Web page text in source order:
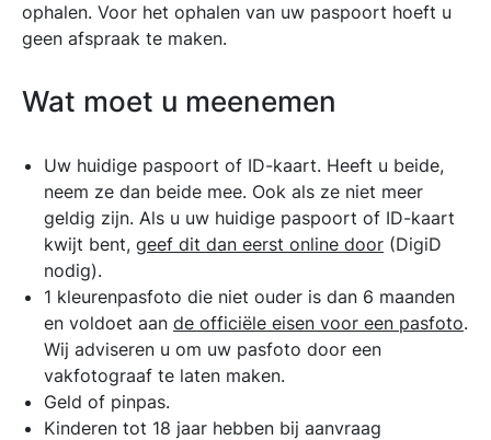
ophalen. Voor het ophalen van uw paspoort hoeft u
geen afspraak te maken.
Wat moet u meenemen
Uw huidige paspoort of ID-kaart. Heeft u beide,
neem ze dan beide mee. Ook als ze niet meer
geldig zijn. Als u uw huidige paspoort of ID-kaart
kwijt bent, geef dit dan eerst online door (DigiD
nodig).
1 kleurenpasfoto die niet ouder is dan 6 maanden
en voldoet aan de officiële eisen voor een pasfoto.
Wij adviseren u om uw pasfoto door een
vakfotograaf te laten maken.
Geld of pinpas.
Kinderen tot 18 jaar hebben bij aanvraag